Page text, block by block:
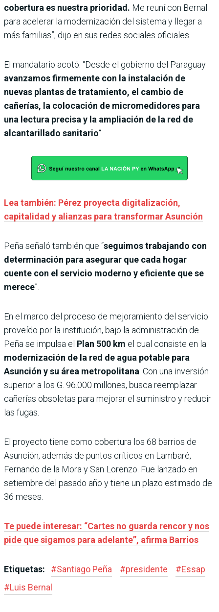
cobertura es nuestra prioridad. Me reuní con Bernal
para acelerar la modernización del sistema y llegar a
más familias”, dijo en sus redes sociales oficiales.
El mandatario acotó: “Desde el gobierno del Paraguay
avanzamos firmemente con la instalación de
nuevas plantas de tratamiento, el cambio de
cañerías, la colocación de micromedidores para
una lectura precisa y la ampliación de la red de
alcantarillado sanitario“.
Lea también: Pérez proyecta digitalización,
capitalidad y alianzas para transformar Asunción
Peña señaló también que “seguimos trabajando con
determinación para asegurar que cada hogar
cuente con el servicio moderno y eficiente que se
merece”.
En el marco del proceso de mejoramiento del servicio
proveído por la institución, bajo la administración de
Peña se impulsa el Plan 500 km el cual consiste en la
modernización de la red de agua potable para
Asunción y su área metropolitana . Con una inversión
superior a los G. 96.000 millones, busca reemplazar
cañerías obsoletas para mejorar el suministro y reducir
las fugas.
El proyecto tiene como cobertura los 68 barrios de
Asunción, además de puntos críticos en Lambaré,
Fernando de la Mora y San Lorenzo. Fue lanzado en
setiembre del pasado año y tiene un plazo estimado de
36 meses.
Te puede interesar: “Cartes no guarda rencor y nos
pide que sigamos para adelante”, afirma Barrios
Etiquetas: #Santiago Peña #presidente #Essap
#Luis Bernal